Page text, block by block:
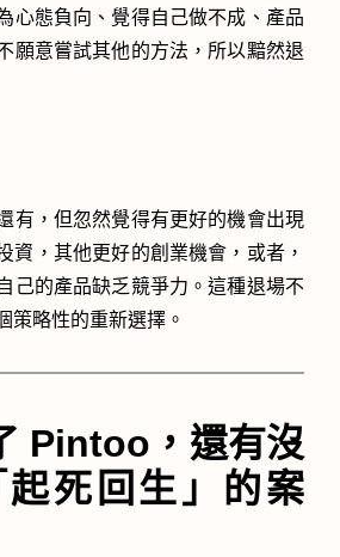
心態負向、覺得自己做不成、產品
願意嘗試其他的方法，所以黯然退
有，但忽然覺得有更好的機會出現
，其他更好的創業機會，或者，
己的產品缺乏競爭力。這種退場不
策略性的重新選擇。
Pintoo，還有沒
死回生」的案